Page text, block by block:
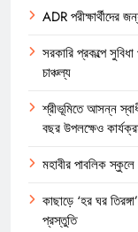
ADR পরীক্ষার্থীদের
সরকারি প্রকল্পে
চাঞ্চল্য
শ্রীভূমিতে আসন্ন
বছর উপলক্ষেও
মহাবীর পাবলিক
কাছাড়ে ‘হর ঘর
প্রস্তুতি